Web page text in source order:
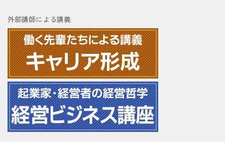
外部講師による講義